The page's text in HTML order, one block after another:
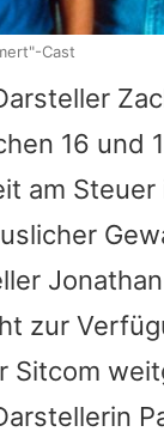
16 und
am
zur
Sitcom
Cast